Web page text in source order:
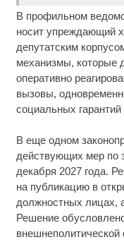
В профильном
носит упреждающий
депутатским
механизмы, которые
оперативно
вызовы,
социальных гарантий
В еще одном
действующих мер по
декабря 2027 года.
на публикацию в
должностных лицах,
Решение